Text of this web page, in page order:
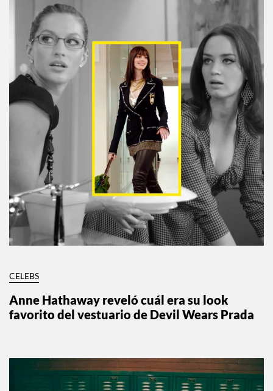
CELEBS
Anne Hathaway reveló cuál era su look
favorito del vestuario de Devil Wears Prada